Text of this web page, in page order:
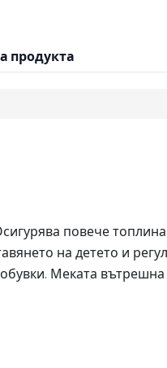
продукта
повече
на детето и
Меката